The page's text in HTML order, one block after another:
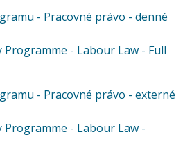
- Pracovné právo - denné
- Labour Law - Full
- Pracovné právo - externé
- Labour Law -